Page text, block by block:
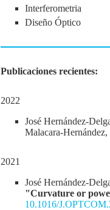
Interferometria
Diseño Óptico
Publicaciones recientes:
2022
José Hernández-
Malacara-Hernández,
2021
José Hernández-
"Curvature or
10.1016/